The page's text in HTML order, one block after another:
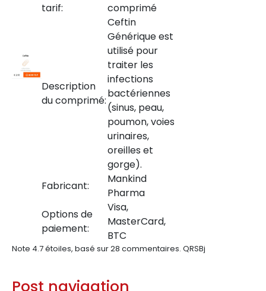
tarif:
comprimé
Description
du comprimé:
Ceftin
Générique est
utilisé pour
traiter les
infections
bactériennes
(sinus, peau,
poumon, voies
urinaires,
oreilles et
gorge).
Fabricant:
Mankind
Pharma
Options de
paiement:
Visa,
MasterCard,
BTC
Note 4.7étoiles, basé sur28 commentaires. QRSBj
Post navigation